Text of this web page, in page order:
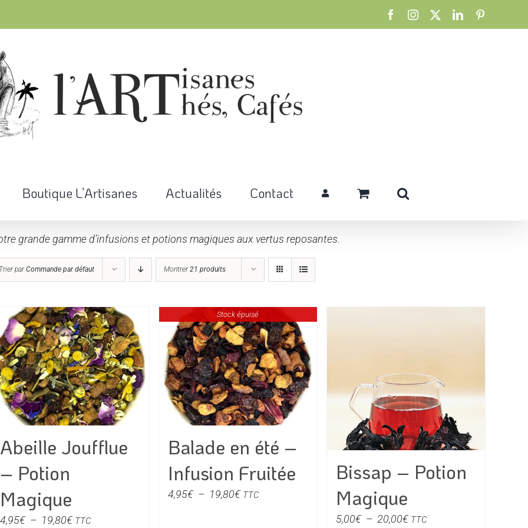
FacebookInstagram LinkedIn
Boutique L’Artisanes Actualités Contact
grande gamme d’infusions et potions magiques aux vertus reposantes.
Trier parCommande par défaut Montrer21 produits
Abeille Joufflue
– Potion
Magique
4,95€ – 19,80€Plage
TTC
Stock épuisé
Balade en été –
Infusion Fruitée
4,95€ – 19,80€Plage
TTC
Bissap – Potion
Magique
5,00€ – 20,00€Plage
TTC